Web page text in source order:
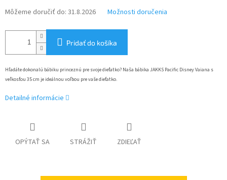
Môžeme doručiť do: 31.8.2026 Možnosti doručenia
Pridať do košíka
Hľadáte dokonalú bábiku princeznú pre svoje dieťatko? Naša bábika JAKKS Pacific Disney Vaiana s
veľkosťou 35 cm je ideálnou voľbou pre vaše dieťatko.
Detailné informácie
OPÝTAŤ SA STRÁŽIŤ ZDIEĽAŤ